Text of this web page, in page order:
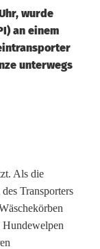
wurde
an einem
unterwegs
Als die
Transporters
Hundewelpen